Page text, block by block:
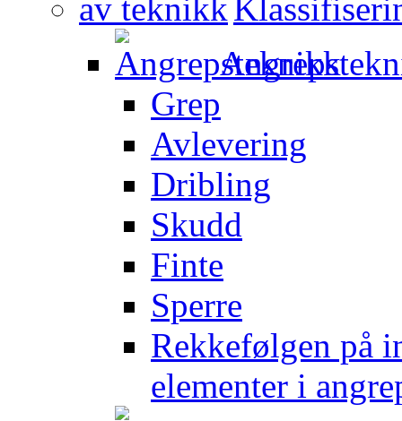
Grep
Avlevering
Dribling
Skudd
Finte
Sperre
Rekkefølgen på
elementer i